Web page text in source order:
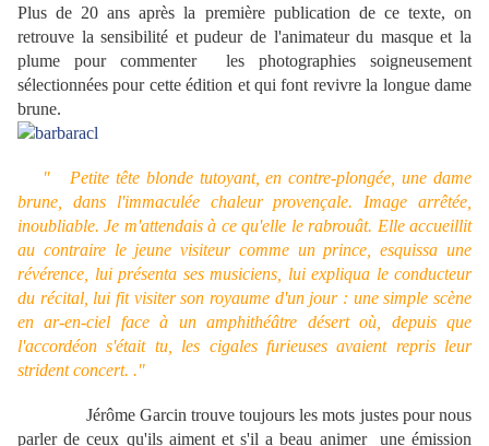
Plus de 20 ans après la première publication de ce texte, on
retrouve la sensibilité et pudeur de l'animateur du masque et la
plume pour commenter les photographies soigneusement
sélectionnées pour cette édition et qui font revivre la longue dame
brune.
" Petite tête blonde tutoyant, en contre-plongée, une dame
brune, dans l'immaculée chaleur provençale. Image arrêtée,
inoubliable. Je m'attendais à ce qu'elle le rabrouât. Elle accueillit
au contraire le jeune visiteur comme un prince, esquissa une
révérence, lui présenta ses musiciens, lui expliqua le conducteur
du récital, lui fit visiter son royaume d'un jour : une simple scène
en ar-en-ciel face à un amphithéâtre désert où, depuis que
l'accordéon s'était tu, les cigales furieuses avaient repris leur
strident concert. ."
Jérôme Garcin trouve toujours les mots justes pour nous
parler de ceux qu'ils aiment et s'il a beau animer une émission